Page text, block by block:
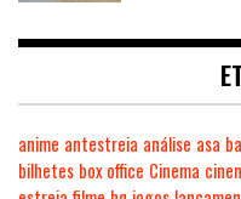
anime antestreia análise asa
bilhetes box office Cinema